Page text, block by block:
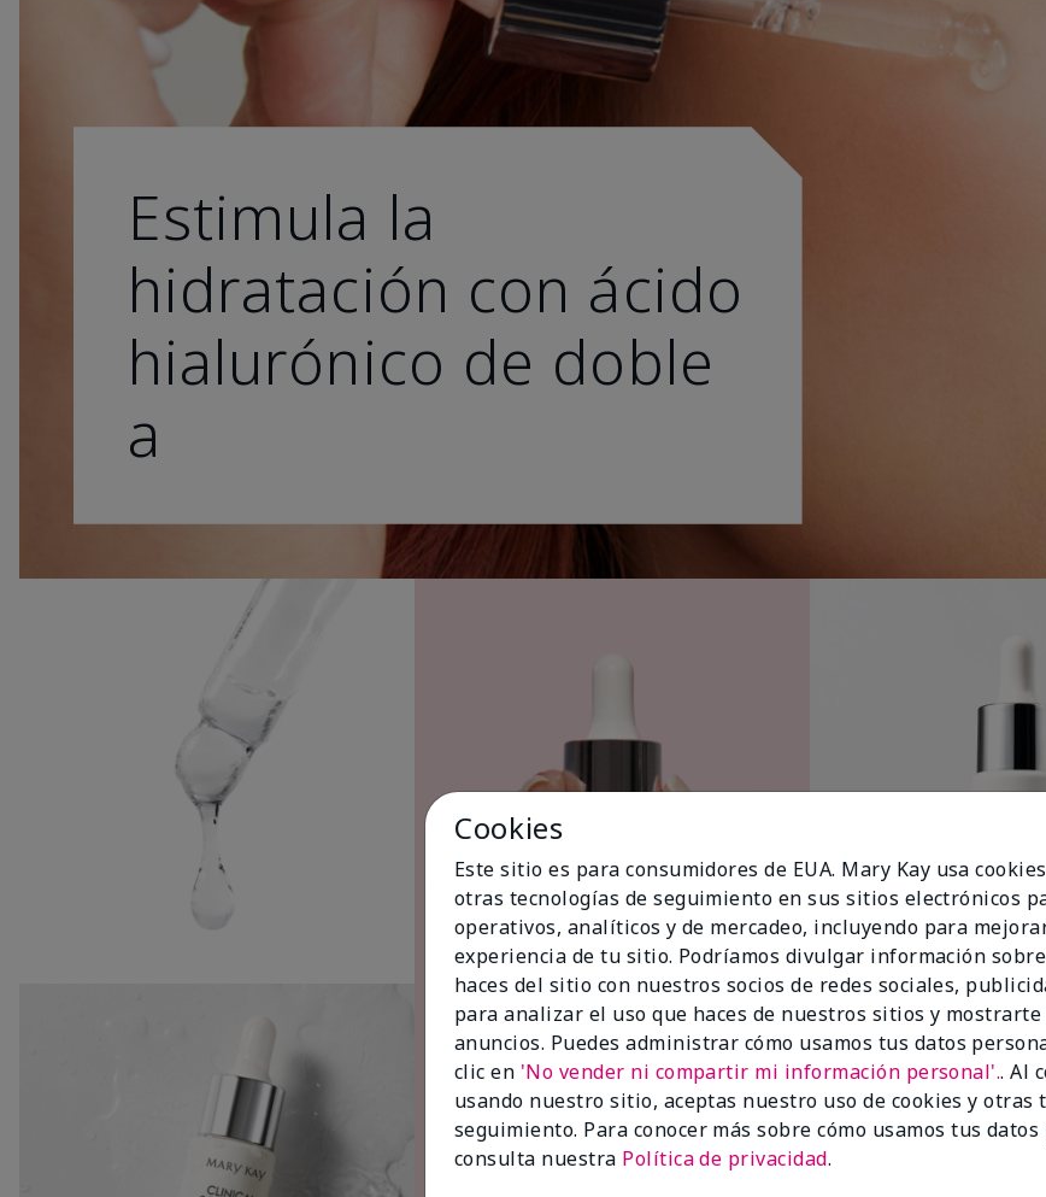
Estimula la
hidratación con ácido
hialurónico de doble
a
Cookies
Este sitio es para consumidores de EUA. Mary Kay usa
otras tecnologías de seguimiento en sus sitios electrónicos
operativos, analíticos y de mercadeo, incluyendo para
experiencia de tu sitio. Podríamos divulgar información
haces del sitio con nuestros socios de redes sociales,
para analizar el uso que haces de nuestros sitios y
anuncios. Puedes administrar cómo usamos tus datos
clic en 'No vender ni compartir mi información personal'.. Al
usando nuestro sitio, aceptas nuestro uso de cookies y otras
seguimiento. Para conocer más sobre cómo usamos tus
consulta nuestra Política de privacidad.